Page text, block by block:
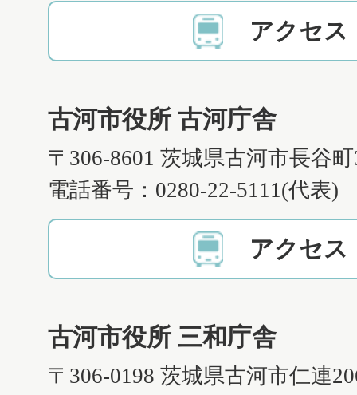
アクセス
古河市役所 古河庁舎
〒306-8601 茨城県古河市長谷
電話番号：0280-22-5111(代表)
アクセス
古河市役所 三和庁舎
〒306-0198 茨城県古河市仁連